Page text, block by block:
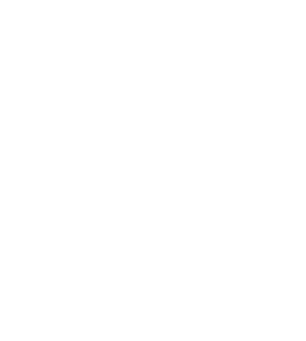
が少なく再販はありません
勧めします。
なりますので、新商品をいち